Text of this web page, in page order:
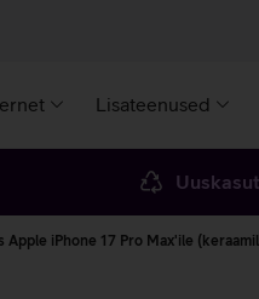
Lisateenused
Apple iPhone 17 Pro Max'ile